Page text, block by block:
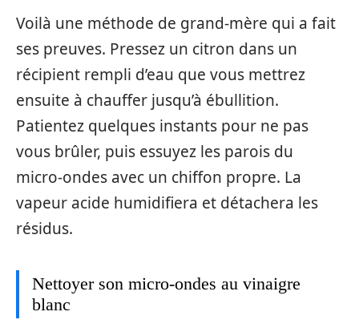
Voilà une méthode de grand-mère qui a fait
ses preuves. Pressez un citron dans un
récipient rempli d’eau que vous mettrez
ensuite à chauffer jusqu’à ébullition.
Patientez quelques instants pour ne pas
vous brûler, puis essuyez les parois du
micro-ondes avec un chiffon propre. La
vapeur acide humidifiera et détachera les
résidus.
Nettoyer son micro-ondes au vinaigre
blanc